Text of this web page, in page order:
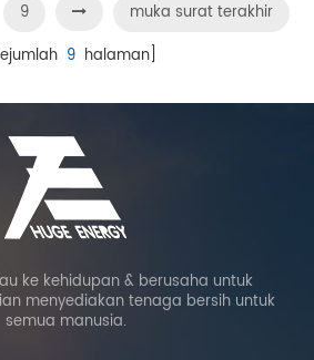
9
muka surat terakhir
9halaman]
ke kehidupan & berusaha untuk
menyediakan tenaga bersih untuk
semua manusia.